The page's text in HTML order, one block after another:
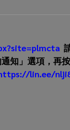
知」選項，再
lin.ee/